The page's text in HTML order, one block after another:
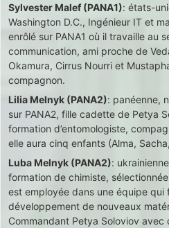
Sylvester Malef (PANA1): états-
Washington D.C., Ingénieur IT et
enrôlé sur PANA1 où il travaille au
communication, ami proche de
Okamura, Cirrus Nourri et
compagnon.
Lilia Melnyk (PANA2): panéenne,
sur PANA2, fille cadette de Petya
formation d’entomologiste,
elle aura cinq enfants (Alma,
Luba Melnyk (PANA2):
formation de chimiste,
est employée dans une équipe qui
développement de nouveaux
Commandant Petya Soloviov avec